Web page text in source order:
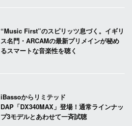
“Music First”のスピリッツ息づく。イギリ
ス名門・ARCAMの最新プリメインが秘め
るスマートな音楽性を聴く
iBassoからリミテッド
DAP「DX340MAX」登場！通常ラインナッ
プ3モデルとあわせて一斉試聴